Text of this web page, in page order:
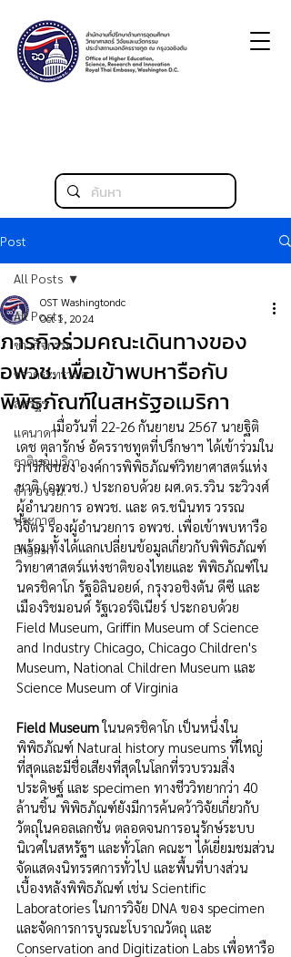
Post
All Posts
ข่าวกิจกรรม
ข่าวกระทรวง อว.
สหรัฐฯ
แคนาดา
ลาตินอเมริกา
ข่าว อววน.
ประกาศ
English
All Posts
ภารกิจร่วมคณะเดินทางของ
อพวช. เพื่อเข้าพบหารือกับ
พิพิธภัณฑ์ในสหรัฐอเมริกา
OST Washingtondc
Oct 1, 2024
	เมื่อวันที่ 22-26 กันยายน 2567 นายฐิติ
เดช ตุลารักษ์ อัครราชทูตที่ปรึกษาฯ ได้เข้าร่วมใน
ภารกิจของ องค์การพิพิธภัณฑ์วิทยาศาสตร์แห่ง
ชาติ (อพวช.) ประกอบด้วย ผศ.ดร.รวิน ระวิวงศ์
ผู้อำนวยการ อพวช. และ ดร.ชนินทร วรรณ
วิจิตร รองผู้อำนวยการ อพวช. เพื่อเข้าพบหารือ
พร้อมทั้งได้แลกเปลี่ยนข้อมูลเกี่ยวกับพิพิธภัณฑ์
วิทยาศาสตร์แห่งชาติของไทยและ พิพิธภัณฑ์ใน
นครชิคาโก รัฐอิลินอยด์, กรุงวอชิงตัน ดีซี และ
เมืองริชมอนด์ รัฐเวอร์จิเนียร์ ประกอบด้วย
Field Museum, Griffin Museum of Science
and Industry Chicago, Chicago Children's
Museum, National Children Museum และ
Science Museum of Virginia
Field Museum ในนครชิคาโก เป็นหนึ่งใน
พิพิธภัณฑ์ Natural history museums ที่ใหญ่
ที่สุดและมีชื่อเสียงที่สุดในโลกที่รวบรวมสิ่ง
ประดิษฐ์ และ specimen ทางชีววิทยากว่า 40
ล้านชิ้น พิพิธภัณฑ์ยังมีการค้นคว้าวิจัยเกี่ยวกับ
วัตถุในคอลเลกชั่น ตลอดจนการอนุรักษ์ระบบ
นิเวศในสหรัฐฯ และทั่วโลก คณะฯ ได้เยี่ยมชมส่วน
จัดแสดงนิทรรศการทั่วไป และพื้นที่บางส่วน
เบื้องหลังพิพิธภัณฑ์ เช่น Scientific
Laboratories ในการวิจัย DNA ของ specimen
และจัดการการบูรณะโบราณวัตถุ และ
Conservation and Digitization Labs เพื่อหารือ